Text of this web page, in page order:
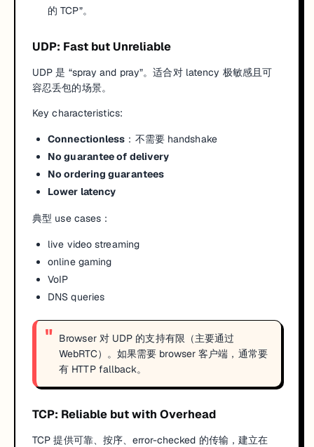
的 TCP”。
UDP: Fast but Unreliable
UDP 是 “spray and pray”。适合对 latency 极敏感且可
容忍丢包的场景。
Key characteristics:
Connectionless ：不需要 handshake
No guarantee of delivery
No ordering guarantees
Lower latency
典型 use cases：
live video streaming
online gaming
VoIP
DNS queries
Browser 对 UDP 的支持有限（主要通过
WebRTC）。如果需要 browser 客户端，通常要
有 HTTP fallback。
TCP: Reliable but with Overhead
TCP 提供可靠、按序、error-checked 的传输，建立在